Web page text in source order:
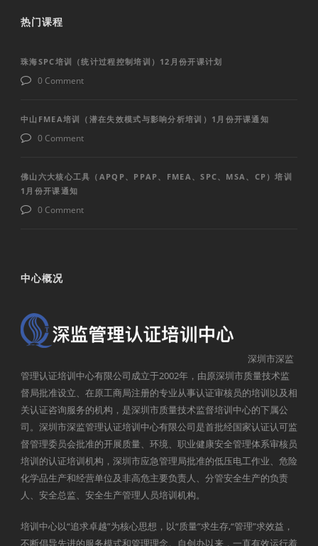
热门课程
珠海SPC培训（统计过程控制培训）12月份开课计划
0 Comment
中山FMEA培训（潜在失效模式与影响分析培训）1月份开课通知
0 Comment
佛山六大核心工具（APQP、PPAP、FMEA、SPC、MSA、CP）培训
1月份开课通知
0 Comment
中心概况
深圳市深监
管理认证培训中心有限公司成立于2002年，由原深圳市质量技术监
督局批准设立、在原工商局注册的专业从事认证审核员的培训以及相
关认证咨询服务的机构，是深圳市质量技术监督培训中心的下属公
司。深圳市深监管理认证培训中心有限公司是首批经国家认证认可监
督管理委员会批准的开展质量、环境、职业健康安全管理体系审核员
培训的认证培训机构，深圳市应急管理局批准的低压电工作业、危险
化学品生产和经营单位及非高危主要负责人、分管安全生产的负责
人、安全总监、安全生产管理人员培训机构。
培训中心以“追求卓越”为核心思想，以“质量”求生存,“管理”求效益，
不断倡导先进的服务模式和管理理念。自创办以来，一直有效运行着